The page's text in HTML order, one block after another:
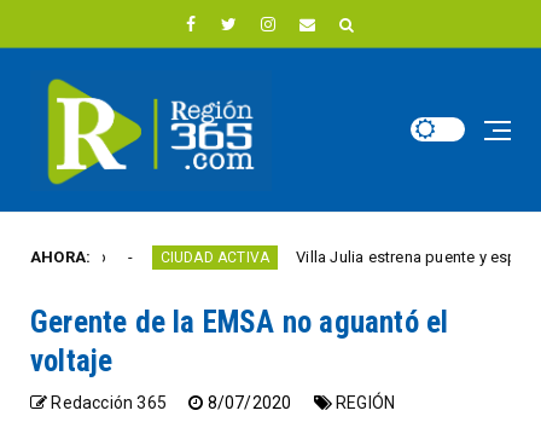
AHORA:
año CIUDAD ACTIVA Villa Julia estrena puente y espacios
Gerente de la EMSA no aguantó el
voltaje
Redacción 365 8/07/2020 REGIÓN